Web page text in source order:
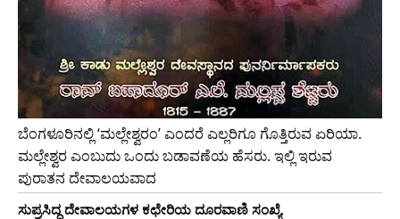
ಬೆಂಗಳೂರಿನಲ್ಲಿ ‘ಮಲ್ಲೇಶ್ವರಂ’ ಎಂದರೆ ಎಲ್ಲರಿಗೂ ಗೊತ್ತಿರುವ ಏರಿಯಾ.
ಮಲ್ಲೇಶ್ವರ ಎಂಬುದು ಒಂದು ಬಡಾವಣೆಯ ಹೆಸರು. ಇಲ್ಲಿ ಇರುವ
ಪುರಾತನ ದೇವಾಲಯವಾದ
ಸುಪ್ರಸಿದ್ಧ ದೇವಾಲಯಗಳ ಕಛೇರಿಯ ದೂರವಾಣಿ ಸಂಖ್ಯೆ